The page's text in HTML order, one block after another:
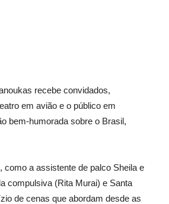
recebe convidados,
em avião e o público em
bem-humorada sobre o Brasil,
a assistente de palco Sheila e
compulsiva (Rita Murai) e Santa
de cenas que abordam desde as